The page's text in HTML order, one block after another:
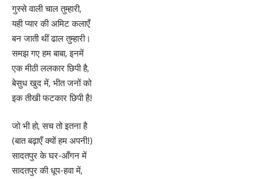
गुस्से वाली चाल तुम्हारी,
यही प्यार की अमिट कलाएँ
बन जाती थीं ढाल तुम्हारी।
समझ गए हम बाबा, इनमें
एक मीठी ललकार छिपी है,
बेसुध खुद में, भीत जनों को
इक तीखी फटकार छिपी है!
जो भी हो, सच तो इतना है
(बात बढ़ाएँ क्यों हम अपनी!)
सादतपुर के घर-आँगन में
सादतपुर की धूप-हवा में,